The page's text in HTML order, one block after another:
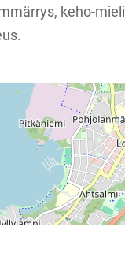
keho-mieli